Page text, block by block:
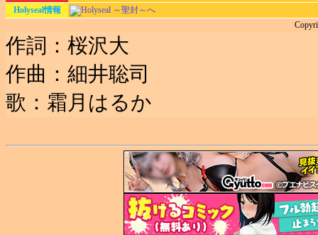
Holyseal情報
Holyseal ～聖封～へ
作詞：桜沢大
作曲：細井聡司
歌：霜月はるか